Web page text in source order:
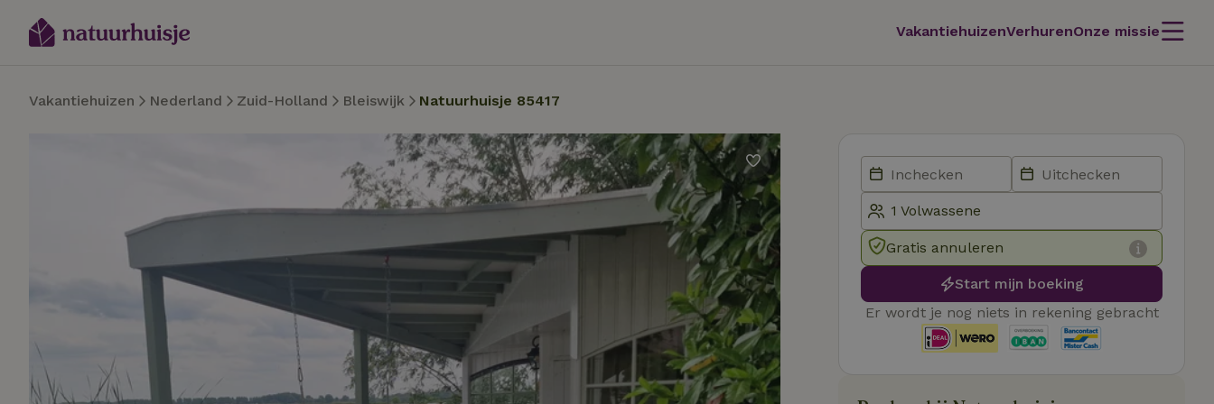
VakantiehuizenVerhurenOnze missie
Vakantiehuizen Nederland Zuid-Holland Bleiswijk Natuurhuisje 85417
Gratis annuleren
Start mijn boeking
Er wordt je nog niets in rekening gebracht